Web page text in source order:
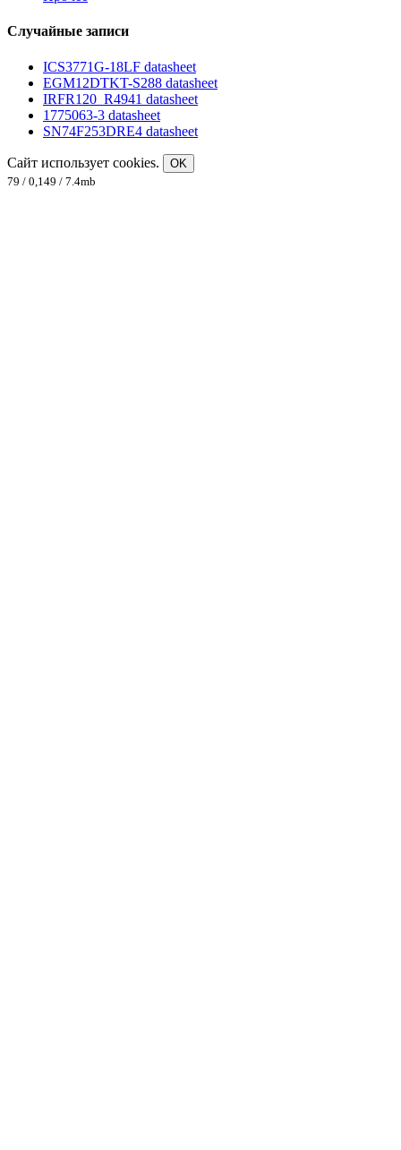
Случайные записи
ICS3771G-18LF datasheet
EGM12DTKT-S288 datasheet
IRFR120_R4941 datasheet
1775063-3 datasheet
SN74F253DRE4 datasheet
Сайт использует cookies.
OK
79 / 0,149 / 7.4mb